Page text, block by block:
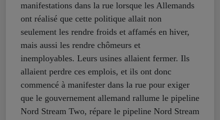
manifestations dans la rue lorsque les Allemands
ont réalisé que cette politique allait non
seulement les rendre froids et affamés en hiver,
mais aussi les rendre chômeurs et
inemployables. Leurs usines allaient fermer. Ils
allaient perdre ces emplois, et ils ont donc
commencé à manifester dans la rue pour exiger
que le gouvernement allemand rallume le pipeline
Nord Stream Two, répare le pipeline Nord Stream